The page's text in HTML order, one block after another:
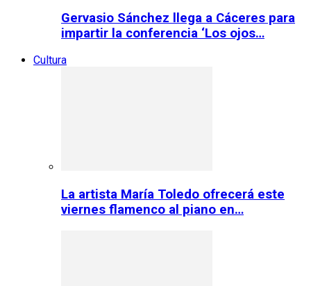
Gervasio Sánchez llega a Cáceres para
impartir la conferencia ‘Los ojos…
Cultura
La artista María Toledo ofrecerá este
viernes flamenco al piano en…